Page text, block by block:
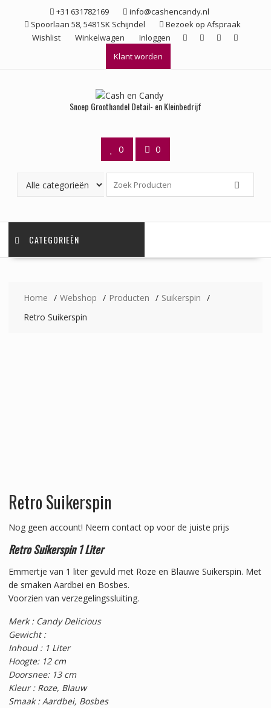
+31 631782169
info@cashencandy.nl
Spoorlaan 58, 5481SK Schijndel
Bezoek op Afspraak
Wishlist
Winkelwagen
Inloggen
Klant worden
Snoep Groothandel Detail- en Kleinbedrijf
0 0
CATEGORIEËN
Home Webshop Producten
Suikerspin
Retro Suikerspin
Retro Suikerspin
Nog geen account! Neem contact op voor de juiste prijs
Retro Suikerspin 1 Liter
Emmertje van 1 liter gevuld met Roze en Blauwe Suikerspin. Met
de smaken Aardbei en Bosbes.
Voorzien van verzegelingssluiting.
Merk : Candy Delicious
Gewicht :
Inhoud : 1 Liter
Hoogte: 12 cm
Doorsnee: 13 cm
Kleur : Roze, Blauw
Smaak : Aardbei, Bosbes